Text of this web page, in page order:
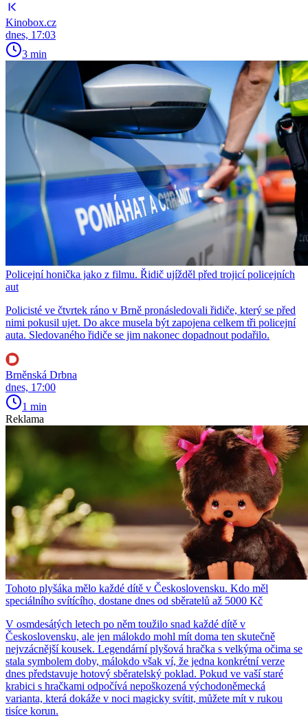
Kinobox.cz
dnes, 17:03
3 min
Policejní honička jako z filmu. Řidič ujížděl před trojicí policejních
aut
Policisté ve čtvrtek ráno v Brně pronásledovali řidiče, který se před
nimi pokusil ujet. Do akce musela být zapojena celkem tři policejní
auta. Sledovaného řidiče se jim nakonec dopadnout podařilo.
Brněnská Drbna
dnes, 17:00
1 min
Reklama
Tohoto plyšáka mělo každé dítě v Československu. Kdo měl
speciálního svítícího, dostane dnes od sběratelů až 5000 Kč
V osmdesátých letech po něm toužilo snad každé dítě v
Československu, ale jen málokdo mohl mít doma ten skutečně
nejvzácnější kousek. Legendární plyšová hračka s velkýma očima se
stala symbolem doby, málokdo však ví, že jedna konkrétní verze
dnes představuje hotový sběratelský poklad. Pokud ve vaší staré
krabici s hračkami odpočívá nepoškozená východoněmecká
varianta, která dokáže v noci magicky svítit, můžete mít v rukou
tisíce korun.